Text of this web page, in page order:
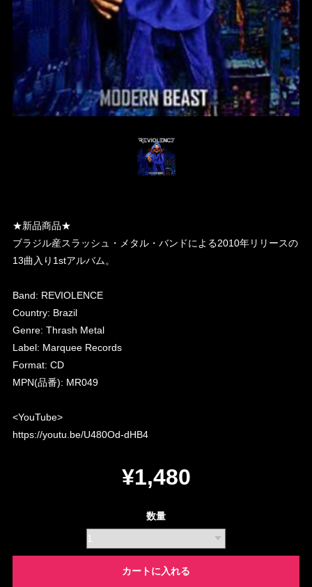
★新品商品★
ブラジル産スラッシュ・メタル・バンドによる2010年リリースの
13曲入り1stアルバム。
Band: REVIOLENCE
Country: Brazil
Genre: Thrash Metal
Label: Marquee Records
Format: CD
MPN(品番): MR049
<YouTube>
https://youtu.be/U480Od-dHB4
¥1,480
数量
カートに入れる